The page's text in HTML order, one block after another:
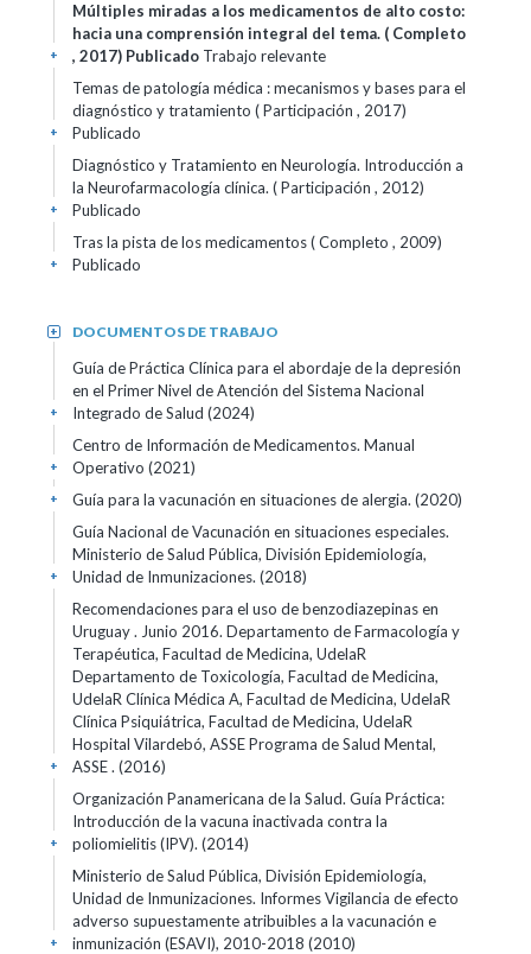
Múltiples miradas a los medicamentos de alto costo:
hacia una comprensión integral del tema. ( Completo
, 2017) Publicado Trabajo relevante
+
Temas de patología médica : mecanismos y bases para el
diagnóstico y tratamiento ( Participación , 2017)
Publicado
+
Diagnóstico y Tratamiento en Neurología. Introducción a
la Neurofarmacología clínica. ( Participación , 2012)
Publicado
+
Tras la pista de los medicamentos ( Completo , 2009)
Publicado
+
DOCUMENTOS DE TRABAJO
+
Guía de Práctica Clínica para el abordaje de la depresión
en el Primer Nivel de Atención del Sistema Nacional
Integrado de Salud (2024)
+
Centro de Información de Medicamentos. Manual
Operativo (2021)
+
Guía para la vacunación en situaciones de alergia. (2020)
+
Guía Nacional de Vacunación en situaciones especiales.
Ministerio de Salud Pública, División Epidemiología,
Unidad de Inmunizaciones. (2018)
+
Recomendaciones para el uso de benzodiazepinas en
Uruguay . Junio 2016. Departamento de Farmacología y
Terapéutica, Facultad de Medicina, UdelaR
Departamento de Toxicología, Facultad de Medicina,
UdelaR Clínica Médica A, Facultad de Medicina, UdelaR
Clínica Psiquiátrica, Facultad de Medicina, UdelaR
Hospital Vilardebó, ASSE Programa de Salud Mental,
ASSE . (2016)
+
Organización Panamericana de la Salud. Guía Práctica:
Introducción de la vacuna inactivada contra la
poliomielitis (IPV). (2014)
+
Ministerio de Salud Pública, División Epidemiología,
Unidad de Inmunizaciones. Informes Vigilancia de efecto
adverso supuestamente atribuibles a la vacunación e
inmunización (ESAVI), 2010-2018 (2010)
+